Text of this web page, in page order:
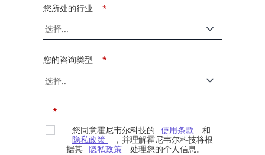
*
您所处的行业
*
您的咨询类型
*
您同意霍尼韦尔科技的 使用条款
和
隐私政策
，并理解霍尼韦尔科技将根
据其 隐私政策 处理您的个人信息。